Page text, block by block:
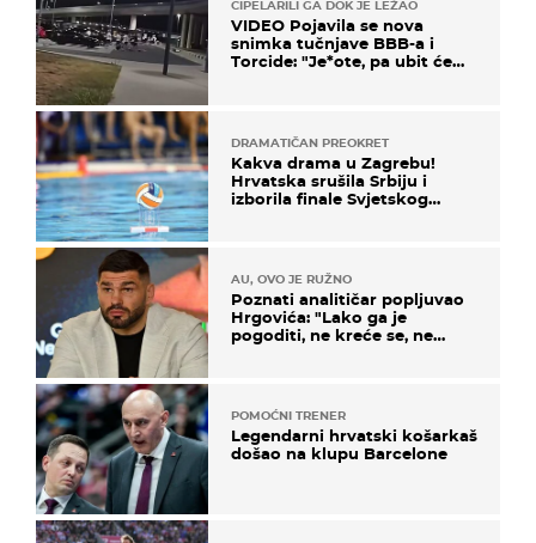
CIPELARILI GA DOK JE LEŽAO
VIDEO Pojavila se nova
snimka tučnjave BBB-a i
Torcide: "Je*ote, pa ubit će
DRAMATIČAN PREOKRET
Kakva drama u Zagrebu!
Hrvatska srušila Srbiju i
izborila finale Svjetskog
AU, OVO JE RUŽNO
Poznati analitičar popljuvao
Hrgovića: "Lako ga je
pogoditi, ne kreće se, ne
POMOĆNI TRENER
Legendarni hrvatski košarkaš
došao na klupu Barcelone